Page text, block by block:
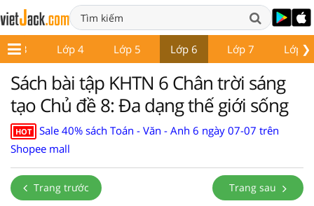
❯
Lớp 3 Lớp 4 Lớp 5 Lớp 6 Lớp 7 Lớp 8
Sách bài tập KHTN 6 Chân trời sáng
tạo Chủ đề 8: Đa dạng thế giới sống
HOT
Sale 40% sách Toán - Văn - Anh 6 ngày 07-07 trên
Shopee mall
Trang trước Trang sau